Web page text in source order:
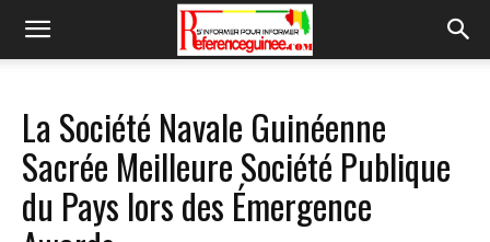
La Société Navale Guinéenne
Sacrée Meilleure Société Publique
du Pays lors des Émergence